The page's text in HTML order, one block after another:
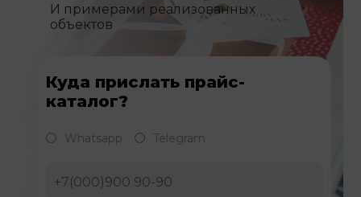
И примерами реализованных
объектов
Куда прислать прайс-
каталог?
Whatsapp Telegram